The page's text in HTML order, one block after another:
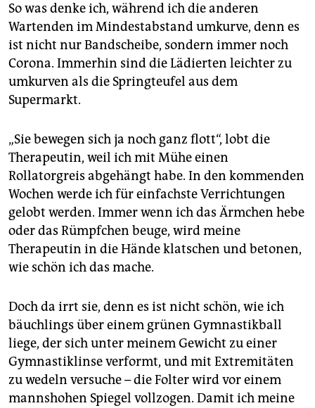
So was denke ich, während ich die anderen
Wartenden im Mindestabstand umkurve, denn es
ist nicht nur Bandscheibe, sondern immer noch
Corona. Immerhin sind die Lädierten leichter zu
umkurven als die Springteufel aus dem
Supermarkt.
„Sie bewegen sich ja noch ganz flott“, lobt die
Therapeutin, weil ich mit Mühe einen
Rollatorgreis abgehängt habe. In den kommenden
Wochen werde ich für einfachste Verrichtungen
gelobt werden. Immer wenn ich das Ärmchen hebe
oder das Rümpfchen beuge, wird meine
Therapeutin in die Hände klatschen und betonen,
wie schön ich das mache.
Doch da irrt sie, denn es ist nicht schön, wie ich
bäuchlings über einem grünen Gymnastikball
liege, der sich unter meinem Gewicht zu einer
Gymnastiklinse verformt, und mit Extremitäten
zu wedeln versuche – die Folter wird vor einem
mannshohen Spiegel vollzogen. Damit ich meine